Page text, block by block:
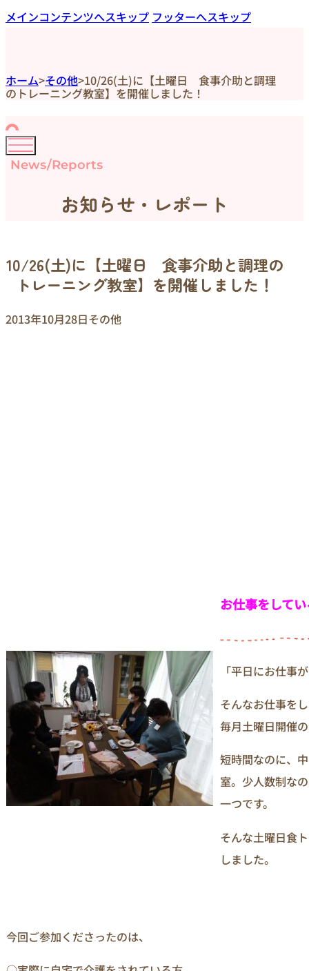
メインコンテンツへスキップ フッターへスキップ
ホーム>その他>10/26(土)に【土曜日 食事介助と調理
のトレーニング教室】を開催しました！
News/Reports
お知らせ・レポート
10/26(土)に【土曜日 食事介助と調理の
トレーニング教室】を開催しました！
2013年10月28日その他
お仕事をして
「平日にお仕事
そんなお仕事を
毎月土曜日開催
短時間なのに、
室。少人数制な
一つです。
そんな土曜日食
しました。
今回ご参加くださったのは、